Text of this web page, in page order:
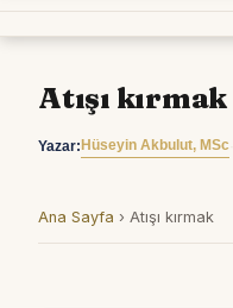
Atışı kırmak
Yazar: Hüseyin Akbulut, MSc
Ana Sayfa › Atışı kırmak